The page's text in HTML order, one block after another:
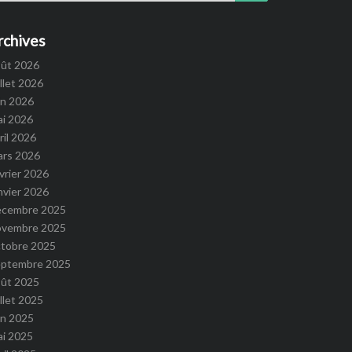
2026
2026
2026
2026
2026
2026
2026
2026
2025
2025
2025
2025
2025
2025
2025
2025